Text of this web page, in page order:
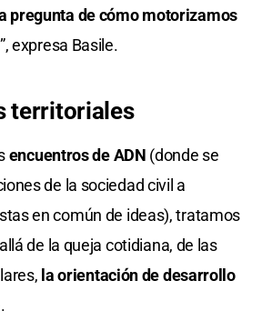
pregunta de cómo motorizamos
”, expresa Basile.
territoriales
encuentros de ADN (donde se
de la sociedad civil a
en común de ideas), tratamos
de la queja cotidiana, de las
la orientación de desarrollo